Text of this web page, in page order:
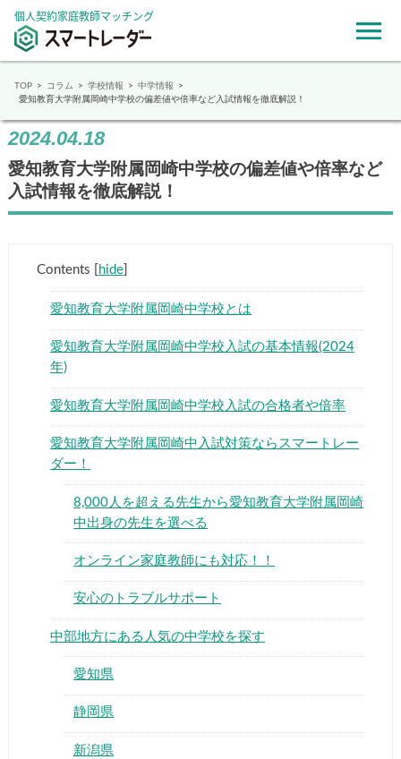
個人契約家庭教師マッチング
▶
TOP コラム 学校情報
中学情報
愛知教育大学附属岡崎中学校の偏差値や倍率など入試情報を徹底解説！
2024.04.18
愛知教育大学附属岡崎中学校の偏差値や倍率など
入試情報を徹底解説！
Contents hide]
愛知教育大学附属岡崎中学校とは
愛知教育大学附属岡崎中学校入試の基本情報(2024
年)
愛知教育大学附属岡崎中学校入試の合格者や倍率
愛知教育大学附属岡崎中入試対策ならスマートレー
ダー！
8,000人を超える先生から愛知教育大学附属岡崎
中出身の先生を選べる
オンライン家庭教師にも対応！！
安心のトラブルサポート
中部地方にある人気の中学校を探す
愛知県
静岡県
新潟県